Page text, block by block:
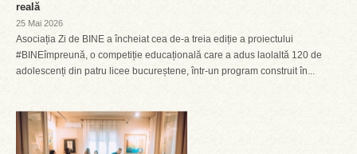
reală
25 Mai 2026
Asociația Zi de BINE a încheiat cea de-a treia ediție a proiectului
#BINEîmpreună, o competiție educațională care a adus laolaltă 120 de
adolescenți din patru licee bucureștene, într-un program construit în...